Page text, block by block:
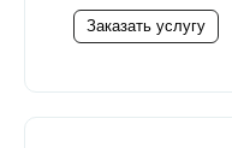
Заказать услугу